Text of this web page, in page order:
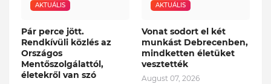
AKTUÁLIS
Pár perce jött.
Rendkívüli közlés az
Országos
Mentőszolgálattól,
életekről van szó
AKTUÁLIS
Vonat sodort el két
munkást Debrecenben,
mindketten életüket
vesztették
August 07, 2026